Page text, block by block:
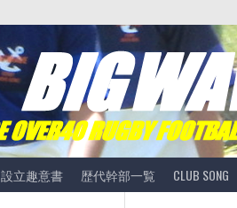
設立趣意書 歴代幹部一覧 CLUB SONG